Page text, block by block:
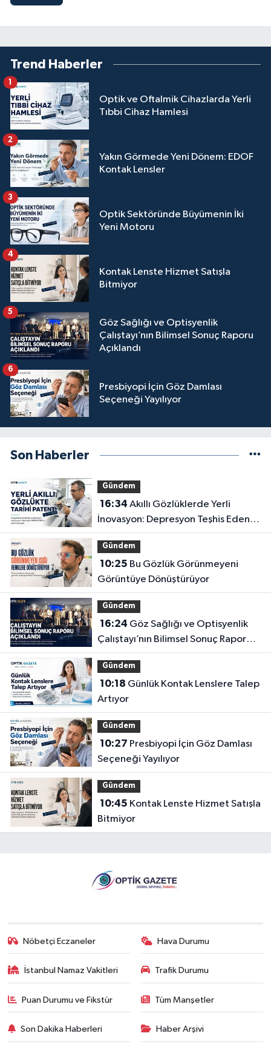
Trend Haberler
Optik ve Oftalmik Cihazlarda Yerli
Tıbbi Cihaz Hamlesi
1
Yakın Görmede Yeni Dönem: EDOF
Kontak Lensler
2
Optik Sektöründe Büyümenin İki
Yeni Motoru
3
Kontak Lenste Hizmet Satışla
Bitmiyor
4
Göz Sağlığı ve Optisyenlik
Çalıştayı’nın Bilimsel Sonuç Raporu
Açıklandı
5
Presbiyopi İçin Göz Damlası
Seçeneği Yayılıyor
6
Son Haberler
Gündem
16:34
İnovasyon: Depresyon Teşhis Eden
Gözlüğe Türkpatent Onayı
Gündem
10:25
Görüntüye Dönüştürüyor
Gündem
16:24
Çalıştayı’nın Bilimsel Sonuç Raporu
Açıklandı
Gündem
10:18
Artıyor
Gündem
10:27
Seçeneği Yayılıyor
Gündem
10:45
Bitmiyor
Nöbetçi Eczaneler Hava Durumu
İstanbul Namaz Vakitleri Trafik Durumu
Puan Durumu ve Fikstür Tüm Manşetler
Son Dakika Haberleri Haber Arşivi